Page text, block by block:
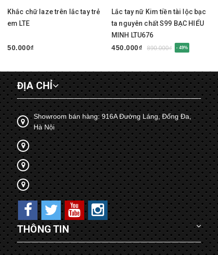
Khắc chữ laze trên lắc tay trẻ
em LTE
50.000₫
Lắc tay nữ Kim tiền tài lộc bạc
ta nguyên chất S99 BẠC HIỂU
MINH LTU676
450.000₫
890.000₫ - 49%
ĐỊA CHỈ
Showroom bán hàng: 916A Đường Láng, Đống Đa,
Hà Nội
THÔNG TIN